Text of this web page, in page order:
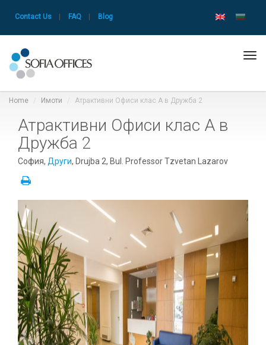
Contact Us FAQ Blog
Home Имоти Атрактивни Офиси клас А в Дружба 2
Атрактивни Офиси клас А в
Дружба 2
София, Други, Drujba 2, Bul. Professor Tzvetan Lazarov